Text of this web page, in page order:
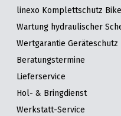
linexo Komplettschutz Bike
Wartung hydraulischer
Wertgarantie Geräteschutz
Beratungstermine
Lieferservice
Hol- & Bringdienst
Werkstatt-Service